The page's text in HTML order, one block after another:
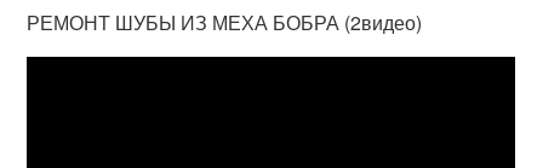
РЕМОНТ ШУБЫ ИЗ МЕХА БОБРА (2видео)